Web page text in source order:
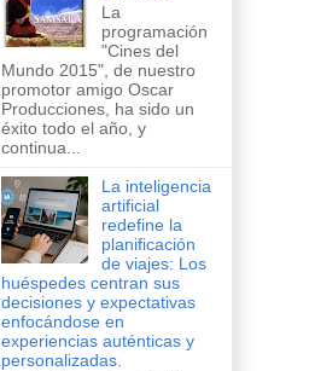
La
programación
"Cines del
Mundo 2015", de nuestro
promotor amigo Oscar
Producciones, ha sido un
éxito todo el año, y
continua...
La inteligencia
artificial
redefine la
planificación
de viajes: Los
huéspedes centran sus
decisiones y expectativas
enfocándose en
experiencias auténticas y
personalizadas.